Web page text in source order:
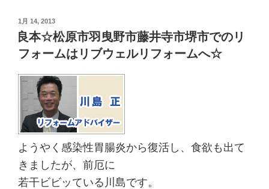
投
稿
日:
1月 14, 2013
良本☆松原市羽曳野市藤井寺市堺市でのリ
フォームはリブウェルリフォームへ☆
ようやく感染性胃腸炎から復活し、食欲も出て
きましたが、前厄に
若干ビビッている川島です。